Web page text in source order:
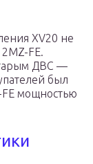
XV20 не
FE.
ДВС —
был
мощностью